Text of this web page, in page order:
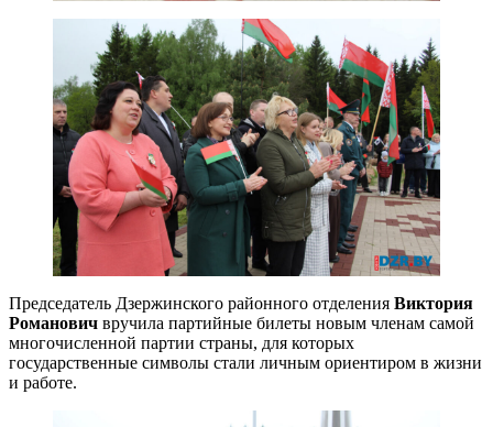
Председатель Дзержинского районного отделения Виктория
Романович вручила партийные билеты новым членам самой
многочисленной партии страны, для которых
государственные символы стали личным ориентиром в жизни
и работе.